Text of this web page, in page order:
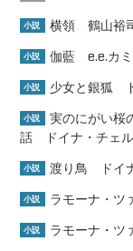
小説 横領 鶴山裕
小説 伽藍 e.e.カ
小説 少女と銀狐
小説
実のにがい桜
話 ドイナ・チェル
小説 渡り鳥 ドイ
小説 ラモーナ・ツ
小説 ラモーナ・ツ